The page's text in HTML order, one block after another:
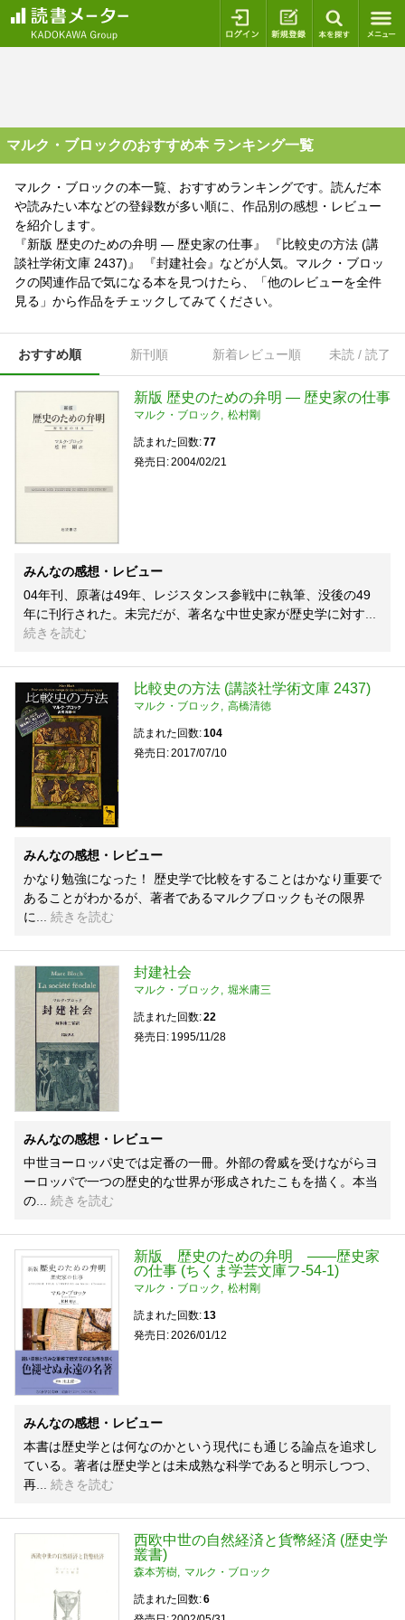
ログイン 新規登録
マルク・ブロックのおすすめ本 ランキング一覧
マルク・ブロックの本一覧、おすすめランキングです。読んだ本
や読みたい本などの登録数が多い順に、作品別の感想・レビュー
を紹介します。
『新版 歴史のための弁明 ― 歴史家の仕事』 『比較史の方法 (講
談社学術文庫 2437)』 『封建社会』などが人気。マルク・ブロッ
クの関連作品で気になる本を見つけたら、「他のレビューを全件
見る」から作品をチェックしてみてください。
おすすめ順 新刊順 新着レビュー順 未読 / 読了
新版 歴史のための弁明 ― 歴史家の仕事
マルク・ブロック 松村剛
読まれた回数 77
発売日 2004/02/21
みんなの感想・レビュー
04年刊、原著は49年、レジスタンス参戦中に執筆、没後の49
年に刊行された。未完だが、著名な中世史家が歴史学に対す
続きを読む
比較史の方法 (講談社学術文庫 2437)
マルク・ブロック 高橋清徳
読まれた回数 104
発売日 2017/07/10
みんなの感想・レビュー
かなり勉強になった！ 歴史学で比較をすることはかなり重要で
あることがわかるが、著者であるマルクブロックもその限界
に
続きを読む
封建社会
マルク・ブロック 堀米庸三
読まれた回数 22
発売日 1995/11/28
みんなの感想・レビュー
中世ヨーロッパ史では定番の一冊。外部の脅威を受けながらヨ
ーロッパで一つの歴史的な世界が形成されたこもを描く。本当
の
続きを読む
新版 歴史のための弁明 ――歴史家
の仕事 (ちくま学芸文庫フ-54-1)
マルク・ブロック 松村剛
読まれた回数 13
発売日 2026/01/12
みんなの感想・レビュー
本書は歴史学とは何なのかという現代にも通じる論点を追求し
ている。著者は歴史学とは未成熟な科学であると明示しつつ、
再
続きを読む
西欧中世の自然経済と貨幣経済 (歴史学
叢書)
森本芳樹 マルク・ブロック
読まれた回数 6